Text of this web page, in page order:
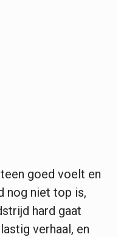
goed voelt en
nog niet top is,
hard gaat
verhaal, en